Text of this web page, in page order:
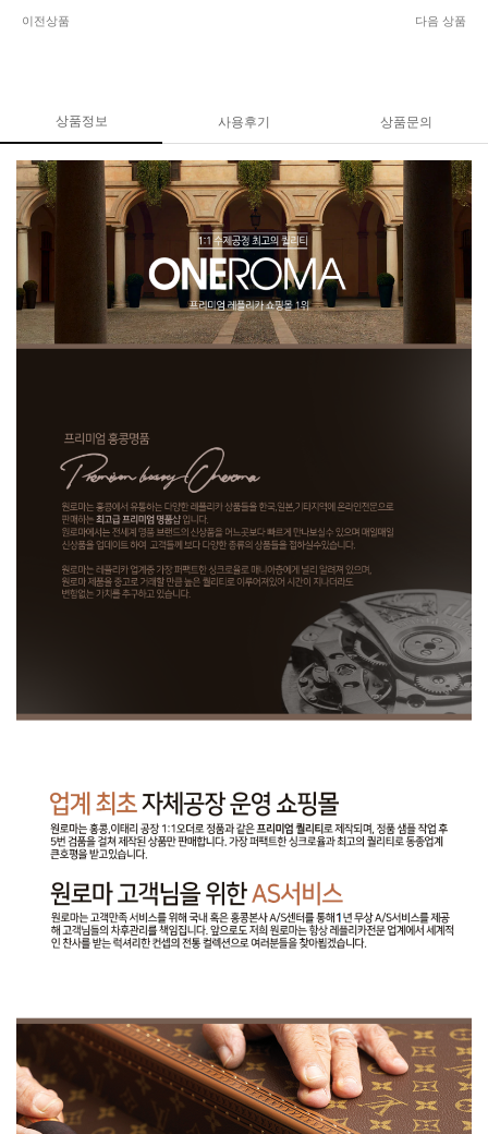
이전상품 다음 상품
상품정보 사용후기 상품문의